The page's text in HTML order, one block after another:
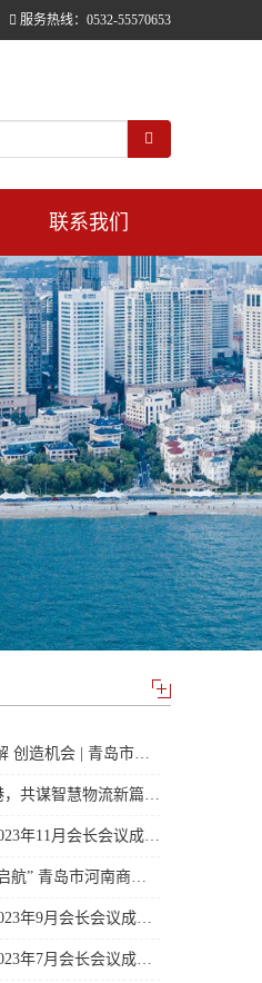
服务热线：0532-55570653
联系我们
河南商会成功举办会员交流座谈会
——商会轮值小组开展十一月走访学习活动
11月会长会议成功召开
次会员大会暨商会成立10周年庆典隆重举行
9月会长会议成功召开
7月会长会议成功召开